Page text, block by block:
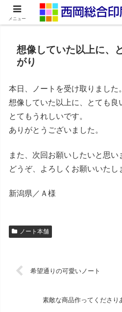
ネット印刷通販・オ
想像していた以上に、
がり
本日、ノートを受け取りました。
想像していた以上に、とても良
とてもうれしいです。
ありがとうございました。
また、次回お願いしたいと思い
どうぞ、よろしくお願いいたし
新潟県／Ａ様
ノート本舗
希望通りの可愛いノート
素敵な商品作ってくださり
メニュー